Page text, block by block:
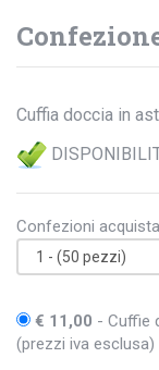
Cuffia doccia in
Confezioni
€ 11,00 - Cuffie
(prezzi iva esclusa)